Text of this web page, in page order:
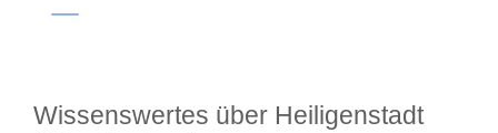
Wissenswertes über Heiligenstadt